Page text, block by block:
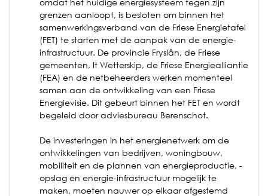
grenzen aanloopt, is besloten om binnen het
samenwerkingsverband van de Friese Energietafel
(FET) te starten met de aanpak van de energie-
infrastructuur. De provincie Fryslân, de Friese
gemeenten, It Wetterskip, de Friese Energiealliantie
(FEA) en de netbeheerders werken momenteel
samen aan de ontwikkeling van een Friese
Energievisie. Dit gebeurt binnen het FET en wordt
begeleid door adviesbureau Berenschot.
De investeringen in het energienetwerk om de
ontwikkelingen van bedrijven, woningbouw,
mobiliteit en de plannen van energieproductie, -
opslag en energie-infrastructuur mogelijk te
maken, moeten nauwer op elkaar afgestemd